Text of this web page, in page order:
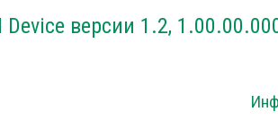
Device версии 1.2,